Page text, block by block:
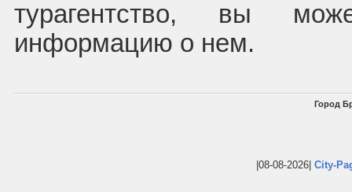
турагентство, вы
информацию о нем.
Город
|08-08-2026| City-